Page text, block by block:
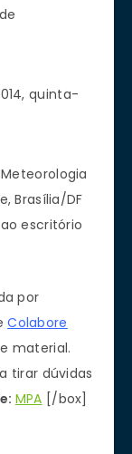
quinta-
Brasília/DF
escritório
por
Colabore
material.
tirar dúvidas
MPA [/box]